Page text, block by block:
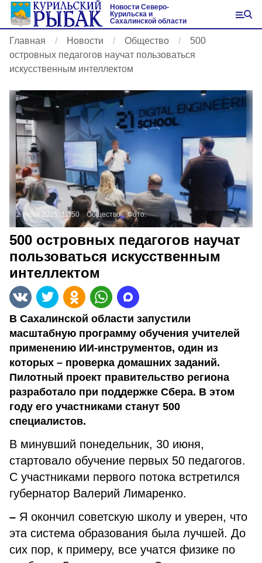
Новости Северо-
Курильска и
Сахалинской области
Главная Новости Общество
500
островных педагогов научат пользоваться
искусственным интеллектом
2 июля 2025, 12:50 Общество Фото:
500 островных педагогов научат
пользоваться искусственным
интеллектом
В Сахалинской области запустили
масштабную программу обучения учителей
применению ИИ-инструментов, один из
которых – проверка домашних заданий.
Пилотный проект правительство региона
разработало при поддержке Сбера. В этом
году его участниками станут 500
специалистов.
В минувший понедельник, 30 июня,
стартовало обучение первых 50 педагогов.
С участниками первого потока встретился
губернатор Валерий Лимаренко.
– Я окончил советскую школу и уверен, что
эта система образования была лучшей. До
сих пор, к примеру, все учатся физике по